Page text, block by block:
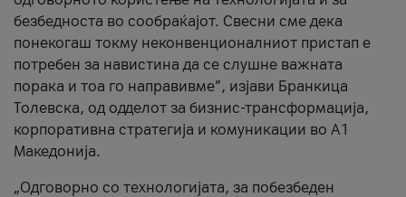
безбедноста во сообраќајот. Свесни сме дека
понекогаш токму неконвенционалниот пристап е
потребен за навистина да се слушне важната
порака и тоа го направивме”, изјави Бранкица
Толевска, од одделот за бизнис-трансформација,
корпоративна стратегија и комуникации во А1
Македонија.
„Одговорно со технологијата, за побезбеден